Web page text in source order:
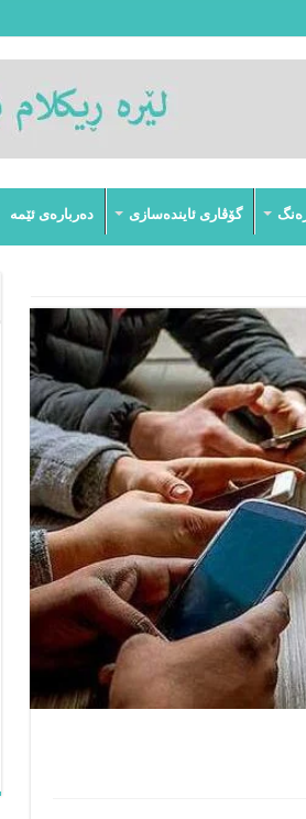
گۆڤارى ئایندەسازى دەربارەى ئێمە